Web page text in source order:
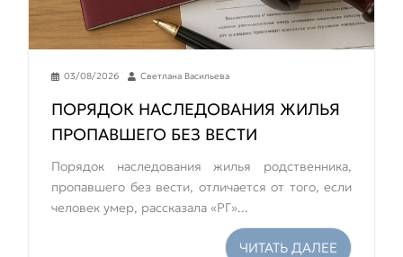
03/08/2026 Светлана Васильева
ПОРЯДОК НАСЛЕДОВАНИЯ ЖИЛЬЯ
ПРОПАВШЕГО БЕЗ ВЕСТИ
Порядок наследования жилья родственника,
пропавшего без вести, отличается от того, если
человек умер, рассказала «РГ»...
ЧИТАТЬ ДАЛЕЕ